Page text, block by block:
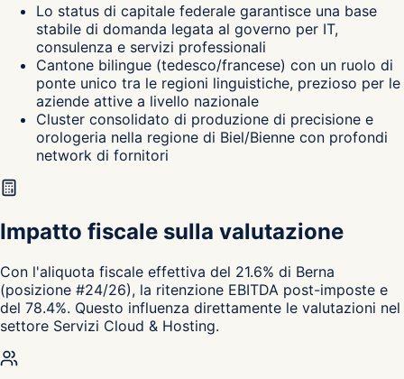
Lo status di capitale federale garantisce una base
stabile di domanda legata al governo per IT,
consulenza e servizi professionali
Cantone bilingue (tedesco/francese) con un ruolo di
ponte unico tra le regioni linguistiche, prezioso per le
aziende attive a livello nazionale
Cluster consolidato di produzione di precisione e
orologeria nella regione di Biel/Bienne con profondi
network di fornitori
Impatto fiscale sulla valutazione
Con l'aliquota fiscale effettiva del 21.6% di Berna
(posizione #24/26), la ritenzione EBITDA post-imposte e
del 78.4%. Questo influenza direttamente le valutazioni nel
settore Servizi Cloud & Hosting.